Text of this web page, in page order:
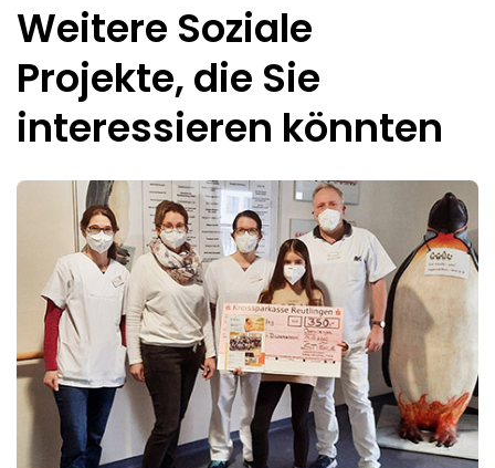
Weitere Soziale
Projekte, die Sie
interessieren könnten